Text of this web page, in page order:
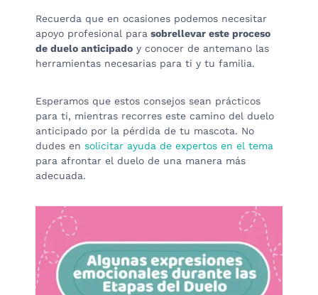
Recuerda que en ocasiones podemos necesitar
apoyo profesional para sobrellevar este proceso
de duelo anticipado y conocer de antemano las
herramientas necesarias para ti y tu familia.
Esperamos que estos consejos sean prácticos
para ti, mientras recorres este camino del duelo
anticipado por la pérdida de tu mascota. No
dudes en solicitar ayuda de expertos en el tema
para afrontar el duelo de una manera más
adecuada.